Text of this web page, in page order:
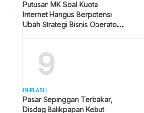
Putusan MK Soal Kuota
Internet Hangus Berpotensi
Ubah Strategi Bisnis Operator
9
INIFLASH
Pasar Sepinggan Terbakar,
Disdag Balikpapan Kebut